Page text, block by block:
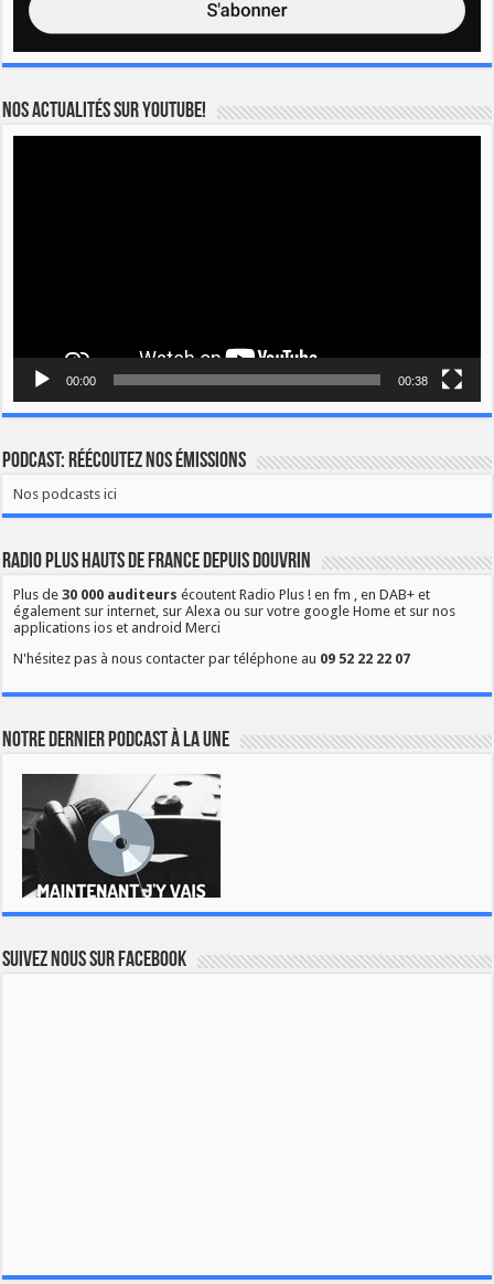
Nos actualités sur YOUTUBE!
00:00 00:38
Podcast: Réécoutez nos émissions
Nos podcasts ici
Radio Plus Hauts de France depuis Douvrin
Plus de30 000 auditeurs écoutent Radio Plus ! en fm , en DAB+ et
également sur internet, sur Alexa ou sur votre google Home et sur nos
applications ios et android Merci
N'hésitez pas à nous contacter par téléphone au 09 52 22 22 07
Notre dernier podcast à la une
Suivez nous sur Facebook